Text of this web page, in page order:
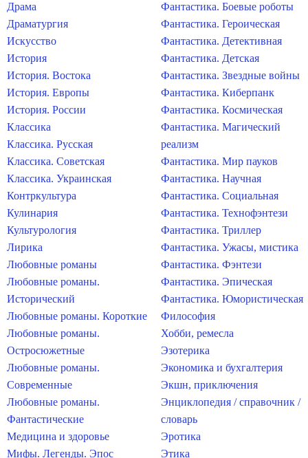
Драма
Драматургия
Искусство
История
История. Востока
История. Европы
История. России
Классика
Классика. Русская
Классика. Советская
Классика. Украинская
Контркультура
Кулинария
Культурология
Лирика
Любовные романы
Любовные романы.
Исторический
Любовные романы. Короткие
Любовные романы.
Остросюжетные
Любовные романы.
Современные
Любовные романы.
Фантастические
Медицина и здоровье
Мифы. Легенды. Эпос
Фантастика. Боевые роботы
Фантастика. Героическая
Фантастика. Детективная
Фантастика. Детская
Фантастика. Звездные войны
Фантастика. Киберпанк
Фантастика. Космическая
Фантастика. Магический
реализм
Фантастика. Мир пауков
Фантастика. Научная
Фантастика. Социальная
Фантастика. Технофэнтези
Фантастика. Триллер
Фантастика. Ужасы, мистика
Фантастика. Фэнтези
Фантастика. Эпическая
Фантастика. Юмористическая
Философия
Хобби, ремесла
Эзотерика
Экономика и бухгалтерия
Экшн, приключения
Энциклопедия / справочник /
словарь
Эротика
Этика